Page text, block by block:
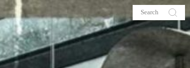
About me
Galehia
Voilà Beauté